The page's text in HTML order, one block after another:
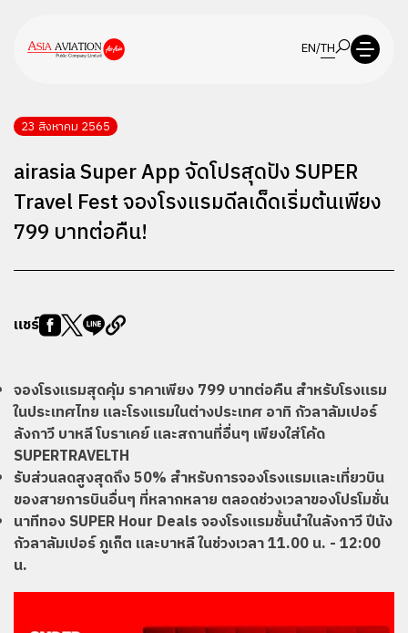
EN/TH
23 สิงหาคม 2565
airasia Super App จัดโปรสุดปัง SUPER
Travel Fest จองโรงแรมดีลเด็ดเริ่มต้นเพียง
799 บาทต่อคืน!
แชร์
จองโรงแรมสุดคุ้ม ราคาเพียง 799 บาทต่อคืน สำหรับโรงแรม
ในประเทศไทย และโรงแรมในต่างประเทศ อาทิ กัวลาลัมเปอร์
ลังกาวี บาหลี โบราเคย์ และสถานที่อื่นๆ เพียงใส่โค้ด
SUPERTRAVELTH
รับส่วนลดสูงสุดถึง 50% สำหรับการจองโรงแรมและเที่ยวบิน
ของสายการบินอื่นๆ ที่หลากหลาย ตลอดช่วงเวลาของโปรโมชั่น
นาทีทอง SUPER Hour Deals จองโรงแรมชั้นนำในลังกาวี ปีนัง
กัวลาลัมเปอร์ ภูเก็ต และบาหลี ในช่วงเวลา 11.00 น. - 12:00
น.